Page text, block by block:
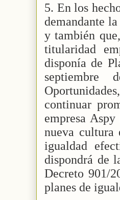
5. En los
demandante
y también
titularidad
disponía de
continuar
empresa
nueva cultura
igualdad
dispondrá de
Decreto 901/
planes de